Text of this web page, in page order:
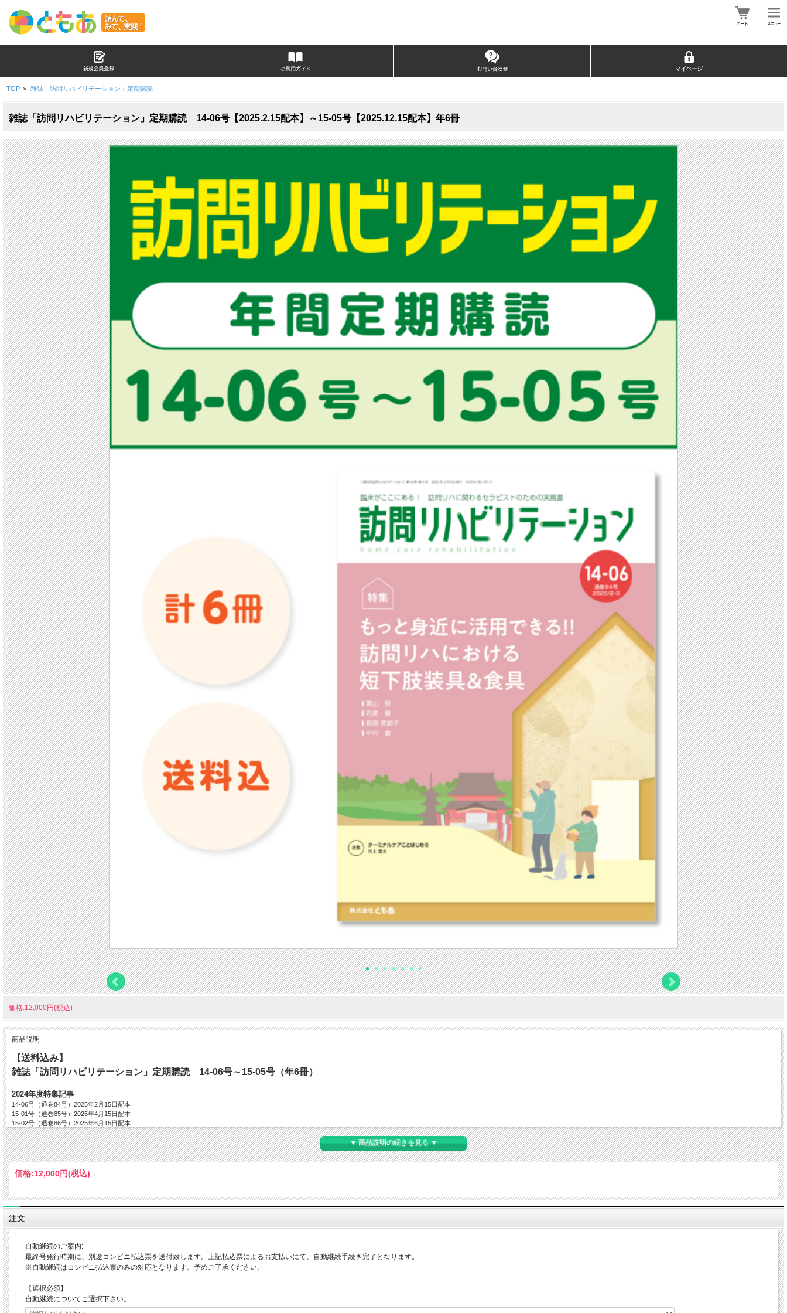
TOP > 雑誌「訪問リハビリテーション」定期購読
雑誌「訪問リハビリテーション」定期購読 14-06号【2025.2.15配本】～15-05号【2025.12.15配本】年6冊
価格:12,000円(税込)
商品説明
【送料込み】
雑誌「訪問リハビリテーション」定期購読 14-06号～15-05号（年6冊）
2024年度特集記事
14-06号（通巻84号）2025年2月15日配本
15-01号（通巻85号）2025年4月15日配本
15-02号（通巻86号）2025年6月15日配本
15-03号（通巻87号）2025年8月15日配本
15-04号（通巻88号）2025年10月15日配本
15-05号（通巻89号）2025年12月15日配本
※特集タイトルは予告なく変更の可能性がございます。予めご了承くださいませ。
▼ 商品説明の続きを見る ▼
価格:12,000円(税込)
注文
自動継続のご案内:
最終号発行時期に、別途コンビニ払込票を送付致します。上記払込票によるお支払いにて、自動継続手続き完了となります。
※自動継続はコンビニ払込票のみの対応となります。予めご了承ください。
【選択必須】
自動継続についてご選択下さい。